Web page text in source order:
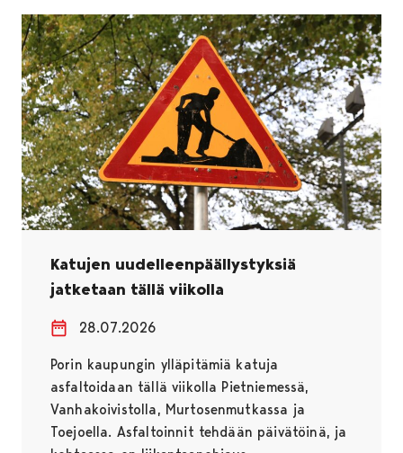
Katujen uudelleenpäällystyksiä
jatketaan tällä viikolla
28.07.2026
Porin kaupungin ylläpitämiä katuja
asfaltoidaan tällä viikolla Pietniemessä,
Vanhakoivistolla, Murtosenmutkassa ja
Toejoella. Asfaltoinnit tehdään päivätöinä, ja